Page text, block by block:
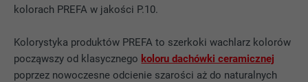
kolorach PREFA w jakości P.10.
Kolorystyka produktów PREFA to szerkoki wachlarz kolorów
począwszy od klasycznego koloru dachówki ceramicznej
poprzez nowoczesne odcienie szarości aż do naturalnych